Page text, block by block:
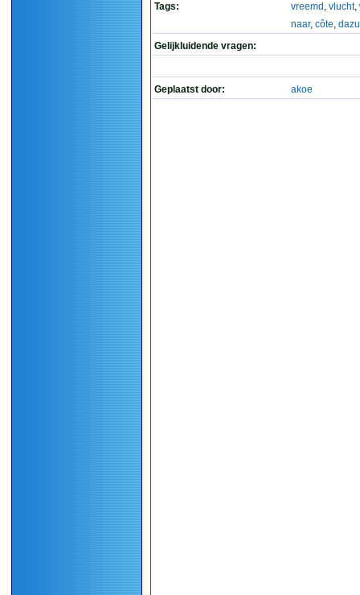
Tags:
vreemd , vlucht,
naar, côte,
Gelijkluidende vragen:
Geplaatst door: akoe